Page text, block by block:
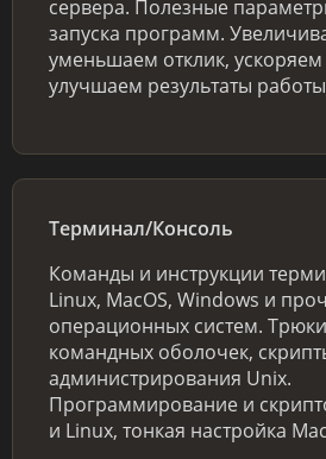
сервера. Полезные
запуска программ.
уменьшаем отклик, ускоряем
улучшаем результаты
Терминал/Консоль
Команды и инструкции
Linux, MacOS, Windows и
операционных систем.
командных оболочек,
администрирования Unix.
Программирование и
и Linux, тонкая настройка